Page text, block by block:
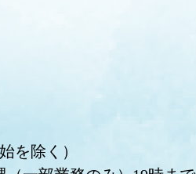
を除く）